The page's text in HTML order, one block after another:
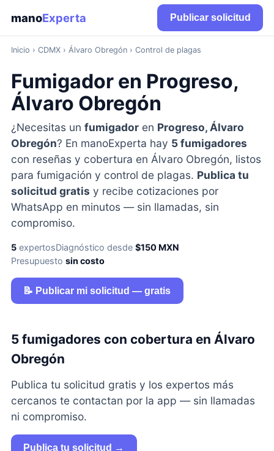
manoExperta Publicar solicitud
Inicio › CDMX› Álvaro Obregón › Control de plagas
Fumigador en Progreso,
Álvaro Obregón
¿Necesitas un fumigadoren Progreso, Álvaro
Obregón? En manoExperta hay 5 fumigadores
con reseñas y cobertura en Álvaro Obregón, listos
para fumigación y control de plagas. Publica tu
solicitud gratis y recibe cotizaciones por
WhatsApp en minutos — sin llamadas, sin
compromiso.
5expertosDiagnóstico desde $150 MXN
Presupuesto sin costo
📝 Publicar mi solicitud — gratis
5 fumigadores con cobertura en Álvaro
Obregón
Publica tu solicitud gratis y los expertos más
cercanos te contactan por la app — sin llamadas
ni compromiso.
Publica tu solicitud →